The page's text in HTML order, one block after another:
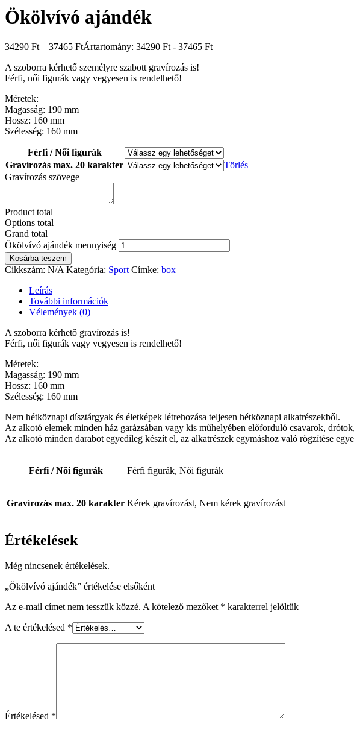
Ökölvívó ajándék
34290 Ft – 37465 FtÁrtartomány: 34290 Ft - 37465 Ft
A szoborra kérhető személyre szabott gravírozás is!
Férfi, női figurák vagy vegyesen is rendelhető!
Méretek:
Magasság: 190 mm
Hossz: 160 mm
Szélesség: 160 mm
Férfi / Női figurák
Gravírozás max. 20 karakter
Törlés
Gravírozás szövege
Product total
Options total
Grand total
Ökölvívó ajándék mennyiség
Kosárba teszem
Cikkszám: N/A Kategória: Sport Címke: box
Leírás
További információk
Vélemények (0)
A szoborra kérhető gravírozás is!
Férfi, női figurák vagy vegyesen is rendelhető!
Méretek:
Magasság: 190 mm
Hossz: 160 mm
Szélesség: 160 mm
Nem hétköznapi dísztárgyak és életképek létrehozása teljesen hétköznapi alkatrészekből.
Az alkotó elemek minden ház garázsában vagy kis műhelyében előforduló csavarok,
Az alkotó minden darabot egyedileg készít el, az alkatrészek egymáshoz való rögzítése
Férfi / Női figurák Férfi figurák, Női figurák
Gravírozás max. 20 karakter Kérek gravírozást, Nem kérek gravírozást
Értékelések
Még nincsenek értékelések.
„Ökölvívó ajándék” értékelése elsőként
Az e-mail címet nem tesszük közzé. A kötelező mezőket * karakterrel jelöltük
A te értékelésed *
Értékelésed *